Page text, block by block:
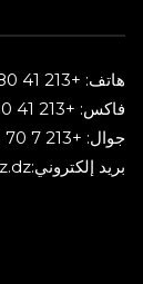
هاتف: +213 41 80 32 62
فاكس: +213 41 80 32 63
جوال: +213 7 70 65 93 89
بريد إلكتروني:contact@capdz.dz